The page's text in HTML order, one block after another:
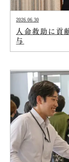
2026.06.30
人命救助に貢
与